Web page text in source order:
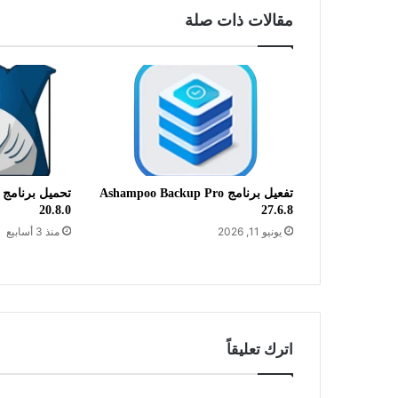
مقالات ذات صلة
تفعيل برنامج Ashampoo Backup Pro
27.6.8
يونيو 11, 2026
20.8.0
منذ 3 أسابيع
اترك تعليقاً